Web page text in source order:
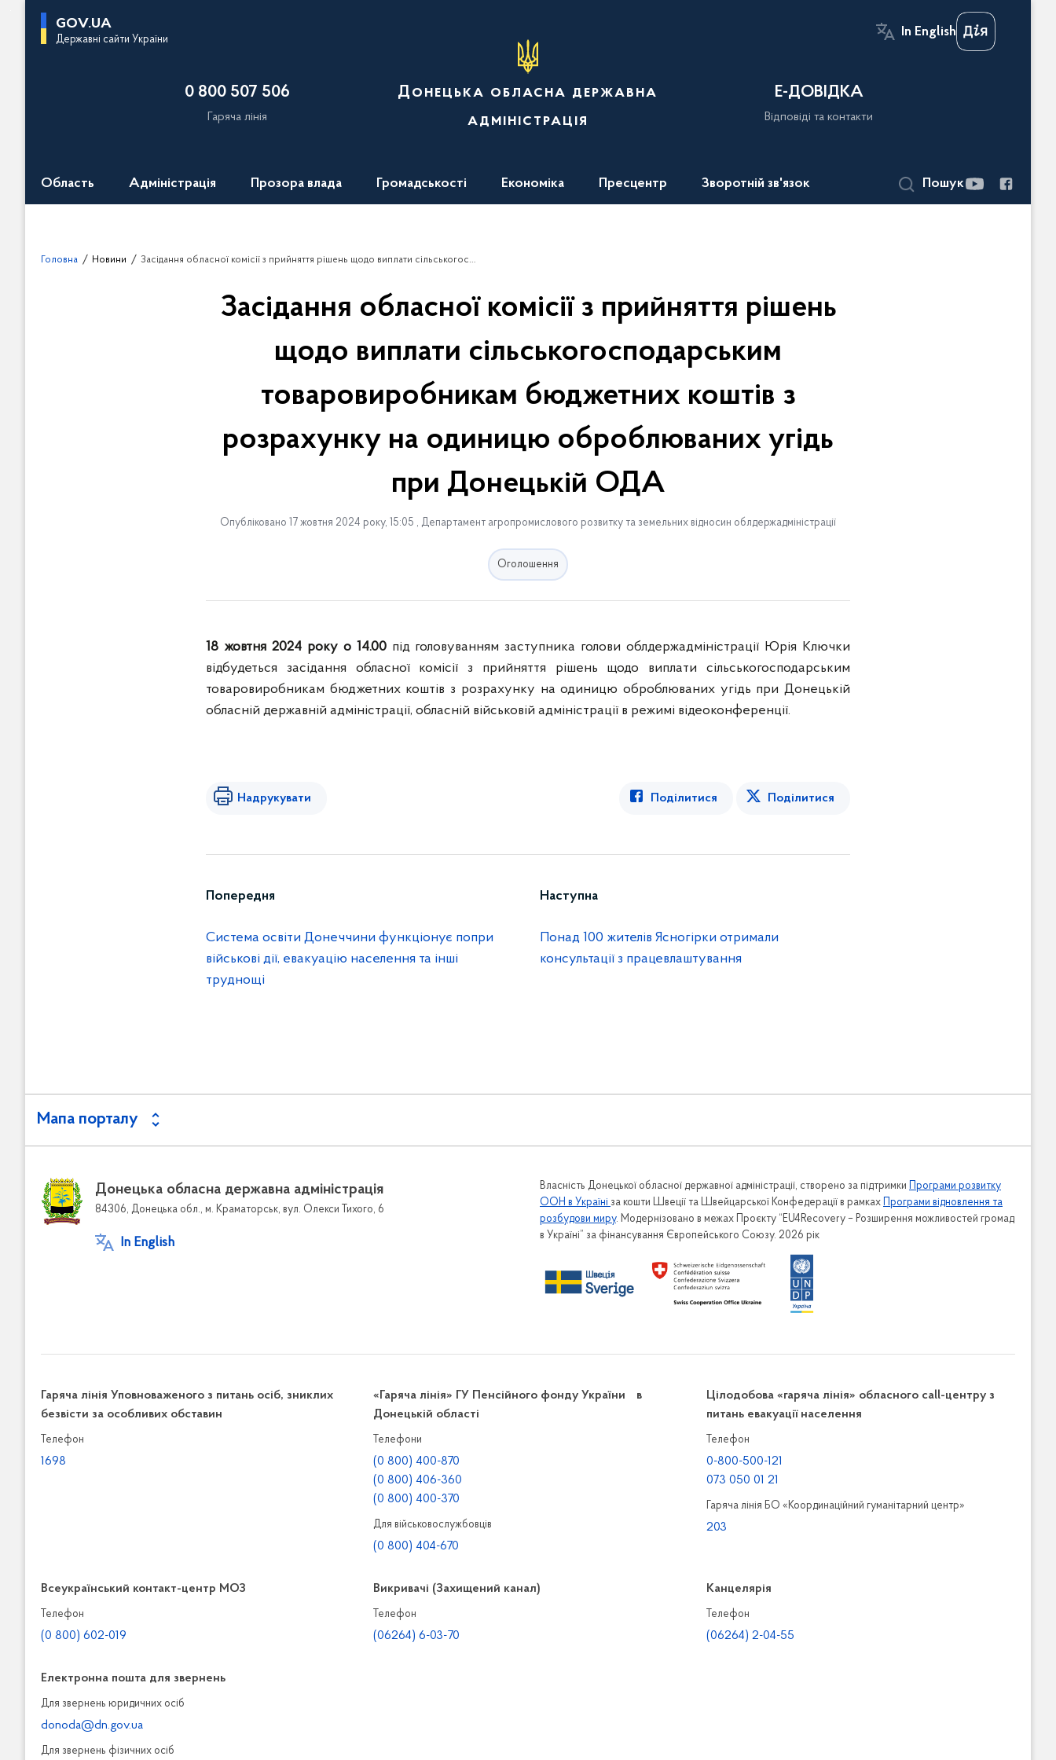
GOV.UA
Державні сайти України
In English
0 800 507 506
Гаряча лінія
Донецька обласна державна
адміністрація
Е-ДОВІДКА
Відповіді та контакти
Область Адміністрація Прозора влада Громадськості Економіка Пресцентр Зворотній зв'язок Пошук
Головна Новини Засідання обласної комісії з прийняття рішень щодо виплати сільськогосподарським товаровиробникам бюджетних коштів з розрахунку на одиницю оброблюваних угідь при Донецькій ОДА
Засідання обласної комісії з прийняття рішень
щодо виплати сільськогосподарським
товаровиробникам бюджетних коштів з
розрахунку на одиницю оброблюваних угідь
при Донецькій ОДА
Опубліковано 17 жовтня 2024 року, 15:05 , Департамент агропромислового розвитку та земельних відносин облдержадміністрації
Оголошення
18 жовтня 2024 року о 14.00під головуванням заступника голови облдержадміністрації Юрія Ключки
відбудеться засідання обласної комісії з прийняття рішень щодо виплати сільськогосподарським
товаровиробникам бюджетних коштів з розрахунку на одиницю оброблюваних угідь при Донецькій
обласній державній адміністрації, обласній військовій адміністрації в режимі відеоконференції.
Надрукувати Поділитися Поділитися
Попередня
Система освіти Донеччини функціонує попри
військові дії, евакуацію населення та інші
труднощі
Наступна
Понад 100 жителів Ясногірки отримали
консультації з працевлаштування
Мапа порталу
Донецька обласна державна адміністрація
84306, Донецька обл., м. Краматорськ, вул. Олекси Тихого, 6
In English
Власність Донецької обласної державної адміністрації, створено за підтримки Програми розвитку
ООН в Україні за кошти Швеції та Швейцарської Конфедерації в рамках Програми відновлення та
розбудови миру. Модернізовано в межах Проєкту “EU4Recovery – Розширення можливостей громад
в Україні” за фінансування Європейського Союзу. 2026 рік
Гаряча лінія Уповноваженого з питань осіб, зниклих
безвісти за особливих обставин
Телефон
1698
«Гаряча лінія» ГУ Пенсійного фонду України в
Донецькій області
Телефони
(0 800) 400-870
(0 800) 406-360
(0 800) 400-370
Для військовослужбовців
(0 800) 404-670
Цілодобова «гаряча лінія» обласного call-центру з
питань евакуації населення
Телефон
0-800-500-121
073 050 01 21
Гаряча лінія БО «Координаційний гуманітарний центр»
203
Всеукраїнський контакт-центр МОЗ
Телефон
(0 800) 602-019
Викривачі (Захищений канал)
Телефон
(06264) 6-03-70
Канцелярiя
Телефон
(06264) 2-04-55
Електронна пошта для звернень
Для звернень юридичних осiб
donoda@dn.gov.ua
Для звернень фізичних осiб